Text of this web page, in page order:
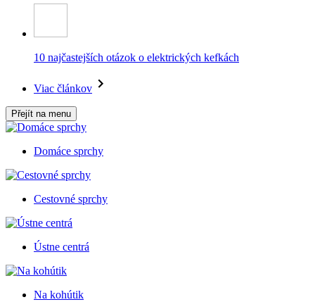
10 najčastejších otázok o elektrických kefkách
Viac článkov
Přejít na menu
Domáce sprchy
Cestovné sprchy
Ústne centrá
Na kohútik